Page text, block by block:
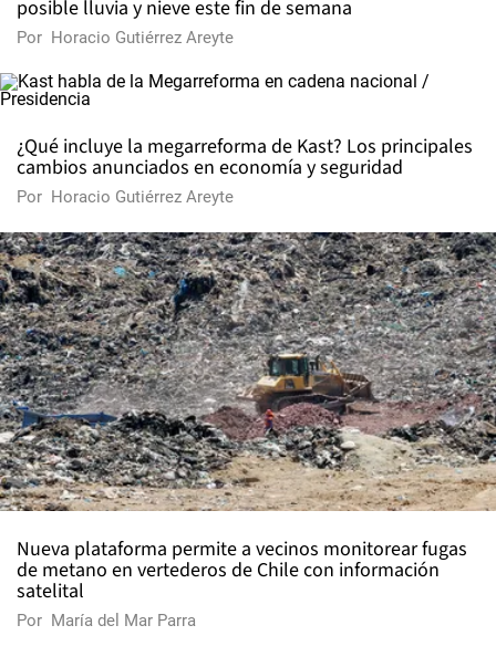
posible lluvia y nieve este fin de semana
Por Horacio Gutiérrez Areyte
¿Qué incluye la megarreforma de Kast? Los principales
cambios anunciados en economía y seguridad
Por Horacio Gutiérrez Areyte
Nueva plataforma permite a vecinos monitorear fugas
de metano en vertederos de Chile con información
satelital
Por María del Mar Parra